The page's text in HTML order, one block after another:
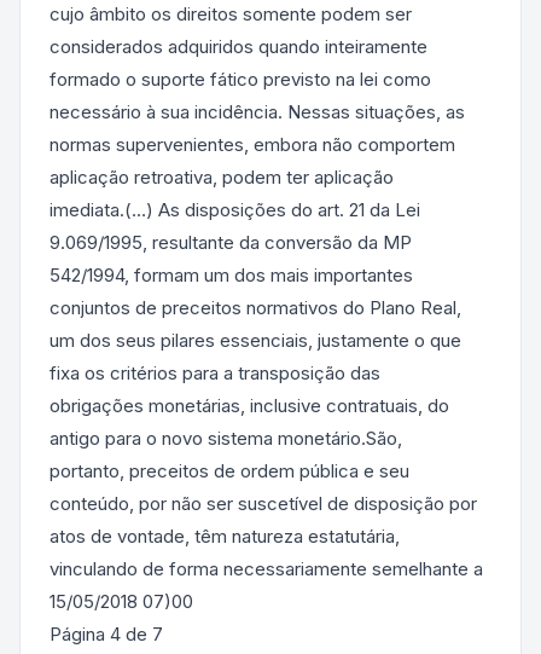
cujo âmbito os direitos somente podem ser
considerados adquiridos quando inteiramente
formado o suporte fático previsto na lei como
necessário à sua incidência. Nessas situações, as
normas supervenientes, embora não comportem
aplicação retroativa, podem ter aplicação
imediata.(…) As disposições do art. 21 da Lei
9.069/1995, resultante da conversão da MP
542/1994, formam um dos mais importantes
conjuntos de preceitos normativos do Plano Real,
um dos seus pilares essenciais, justamente o que
fixa os critérios para a transposição das
obrigações monetárias, inclusive contratuais, do
antigo para o novo sistema monetário.São,
portanto, preceitos de ordem pública e seu
conteúdo, por não ser suscetível de disposição por
atos de vontade, têm natureza estatutária,
vinculando de forma necessariamente semelhante a
15/05/2018 07)00
Página 4 de 7